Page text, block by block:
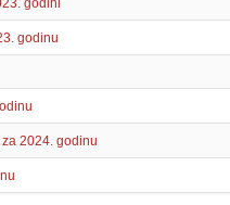
godini
godinu
2024. godinu